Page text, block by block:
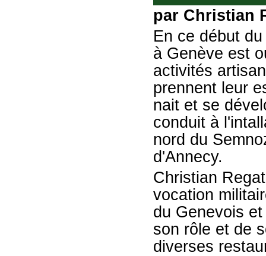
par Christian
En ce début
à Genève est
activités
prennent leur
nait et se
conduit à
nord du
d'Annecy.
Christian
vocation
du Genevois
son rôle et de
diverses